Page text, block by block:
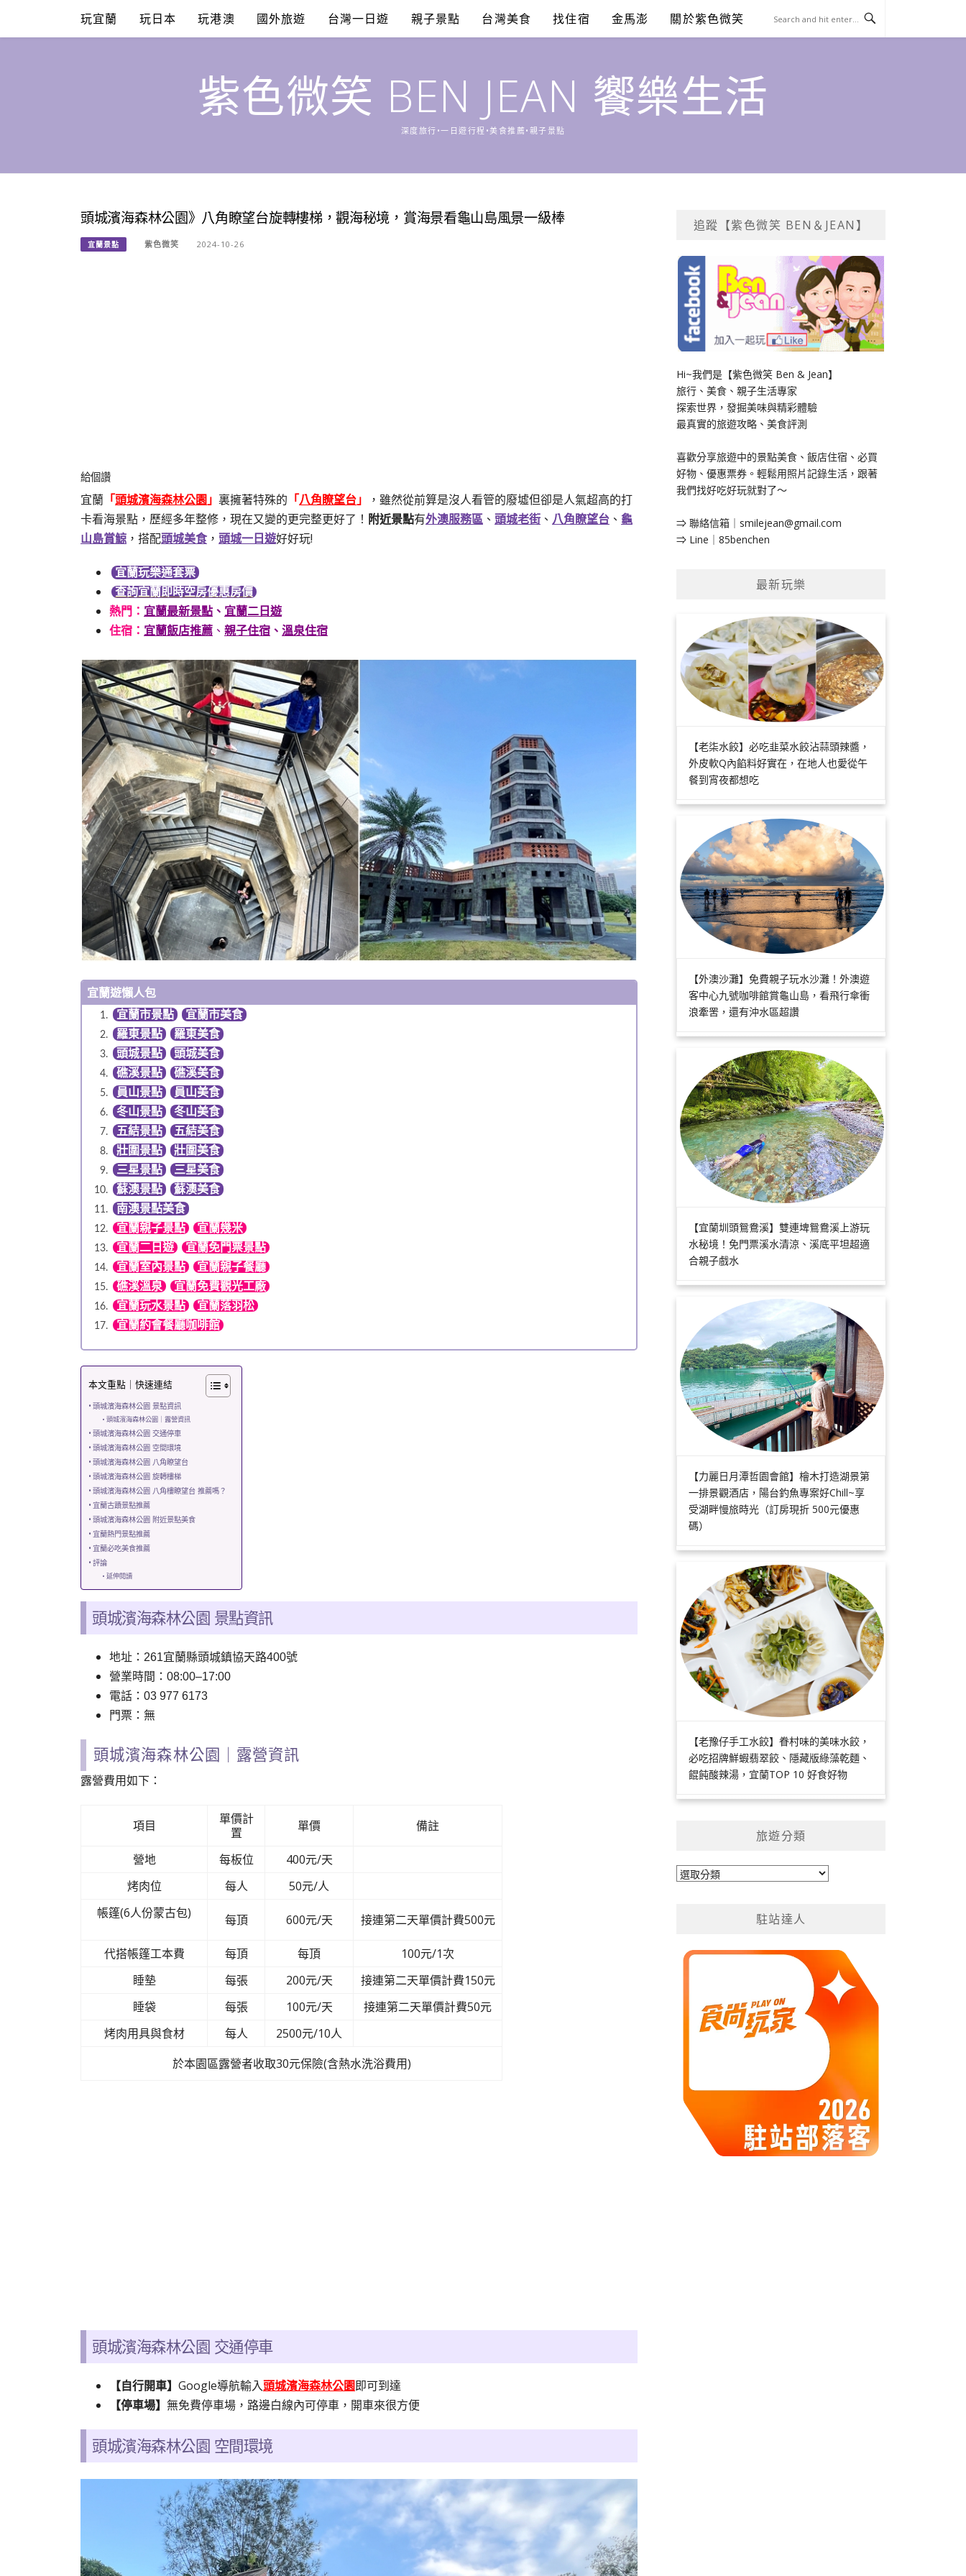
content
玩宜蘭 玩日本 玩港澳 國外旅遊 台灣一日遊 親子景點 台灣美食 找住宿 金馬澎 關於紫色微笑
紫色微笑 BEN JEAN 饗樂生活
深度旅行•一日遊行程•美食推薦•親子景點
頭城濱海森林公園》八角瞭望台旋轉樓梯，觀海秘境，賞海景看龜山島風景一級棒
宜蘭景點 紫色微笑 2024-10-26
給個讚
宜蘭 「頭城濱海森林公園」 裏擁著特殊的 「八角瞭望台」
，雖然從前算是沒人看管的廢墟但卻是人氣超高的打
卡看海景點，歷經多年整修，現在又變的更完整更好了！ 附近景點有外澳服務區 、 頭城老街 、 八角瞭望台 、 龜
山島賞鯨 ，搭配頭城美食， 頭城一日遊好好玩!
宜蘭玩樂通套票
查詢宜蘭即時空房優惠房價
熱門 ： 宜蘭最新景點 、 宜蘭二日遊
住宿： 宜蘭飯店推薦 、 親子住宿 、 溫泉住宿
宜蘭遊懶人包
宜蘭市景點
宜蘭市美食
羅東景點
羅東美食
頭城景點
頭城美食
礁溪景點
礁溪美食
員山景點
員山美食
冬山景點
冬山美食
五結景點
五結美食
壯圍景點
壯圍美食
三星景點
三星美食
蘇澳景點
蘇澳美食
南澳景點美食
宜蘭親子景點
宜蘭幾米
宜蘭二日遊
宜蘭免門票景點
宜蘭室內景點
宜蘭親子餐廳
礁溪溫泉
宜蘭免費觀光工廠
宜蘭玩水景點
宜蘭落羽松
宜蘭約會餐廳咖啡館
本文重點｜快速連結
頭城濱海森林公園 景點資訊
頭城濱海森林公園｜露營資訊
頭城濱海森林公園 交通停車
頭城濱海森林公園 空間環境
頭城濱海森林公園 八角瞭望台
頭城濱海森林公園 旋轉樓梯
頭城濱海森林公園 八角樓瞭望台 推薦嗎？
宜蘭古蹟景點推薦
頭城濱海森林公園 附近景點美食
宜蘭熱門景點推薦
宜蘭必吃美食推薦
評論
延伸閱讀
頭城濱海森林公園 景點資訊
地址：261宜蘭縣頭城鎮協天路400號
營業時間：08:00–17:00
電話： 03 977 6173
門票：無
頭城濱海森林公園｜露營資訊
露營費用如下：
項目
單價計
置
單價 備註
營地 每板位
400元/天
烤肉位
每人
50元/人
帳篷(6人份蒙古包)
每頂 600元/天 接連第二天單價計費500元
代搭帳篷工本費 每頂 每頂
100元/1次
睡墊
每張 200元/天
接連第二天單價計費150元
睡袋
每張 100元/天
接連第二天單價計費50元
烤肉用具與食材
每人
2500元/10人
於本園區露營者收取30元保險(含熱水洗浴費用)
頭城濱海森林公園 交通停車
【自行開車】 Google導航輸入頭城濱海森林公園即可到達
【停車場】 無免費停車場，路邊白線內可停車，開車來很方便
頭城濱海森林公園 空間環境
追蹤【紫色微笑 BEN＆JEAN】
Hi~我們是【紫色微笑 Ben & Jean】
旅行、美食、親子生活專家
探索世界，發掘美味與精彩體驗
最真實的旅遊攻略、美食評測
喜歡分享旅遊中的景點美食、飯店住宿、必買
好物、優惠票券。輕鬆用照片記錄生活，跟著
我們找好吃好玩就對了～
⇒ 聯絡信箱｜ smilejean@gmail.com
⇒ Line｜85benchen
最新玩樂
【老柒水餃】必吃韭菜水餃沾蒜頭辣醬，
外皮軟Q內餡料好實在，在地人也愛從午
餐到宵夜都想吃
【外澳沙灘】免費親子玩水沙灘！外澳遊
客中心九號咖啡館賞龜山島，看飛行傘衝
浪牽罟，還有沖水區超讚
【宜蘭圳頭鴛鴦溪】雙連埤鴛鴦溪上游玩
水秘境！免門票溪水清涼、溪底平坦超適
合親子戲水
【力麗日月潭哲園會館】檜木打造湖景第
一排景觀酒店，陽台釣魚專案好Chill~享
受湖畔慢旅時光（訂房現折 500元優惠
碼）
【老豫仔手工水餃】眷村味的美味水餃，
必吃招牌鮮蝦翡翠餃、隱藏版綠藻乾麵、
餛飩酸辣湯，宜蘭TOP 10 好食好物
旅遊分類
旅
駐站達人